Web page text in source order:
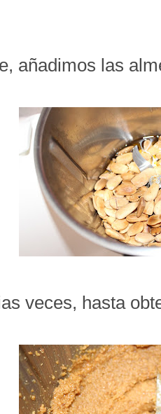
añadimos las
veces, hasta